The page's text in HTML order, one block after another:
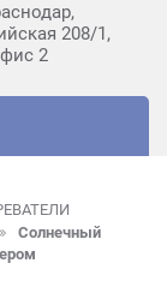
208/1,
2
Солнечный